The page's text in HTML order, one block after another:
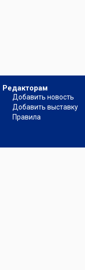
Редакторам
Добавить новость
Добавить выставку
Правила